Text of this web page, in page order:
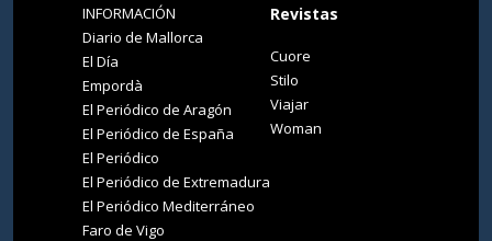
INFORMACIÓN
Diario de Mallorca
El Día
Empordà
El Periódico de Aragón
El Periódico de España
El Periódico
El Periódico de Extremadura
El Periódico Mediterráneo
Faro de Vigo
Revistas
Cuore
Stilo
Viajar
Woman